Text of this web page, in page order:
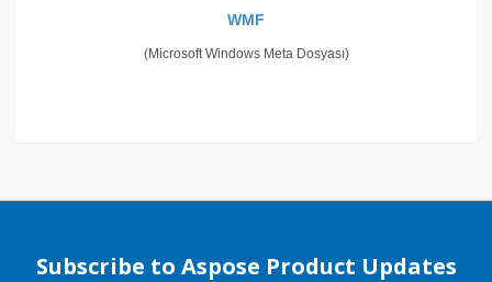
WMF
(Microsoft Windows Meta Dosyası)
Subscribe to Aspose Product Updates